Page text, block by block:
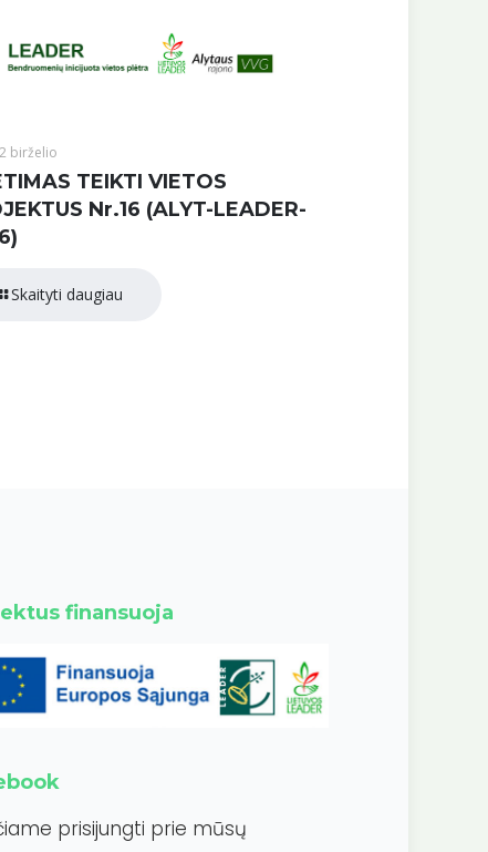
birželio
TEIKTI VIETOS
Nr.16 (ALYT-LEADER-
Skaityti daugiau
finansuoja
prisijungti prie mūsų